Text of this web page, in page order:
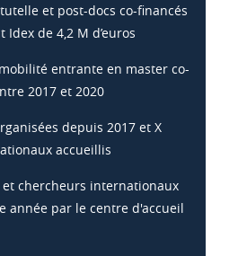
et post-docs co-financés
de 4,2 M d’euros
entrante en master co-
2017 et 2020
depuis 2017 et X
accueillis
chercheurs internationaux
année par le centre d'accueil